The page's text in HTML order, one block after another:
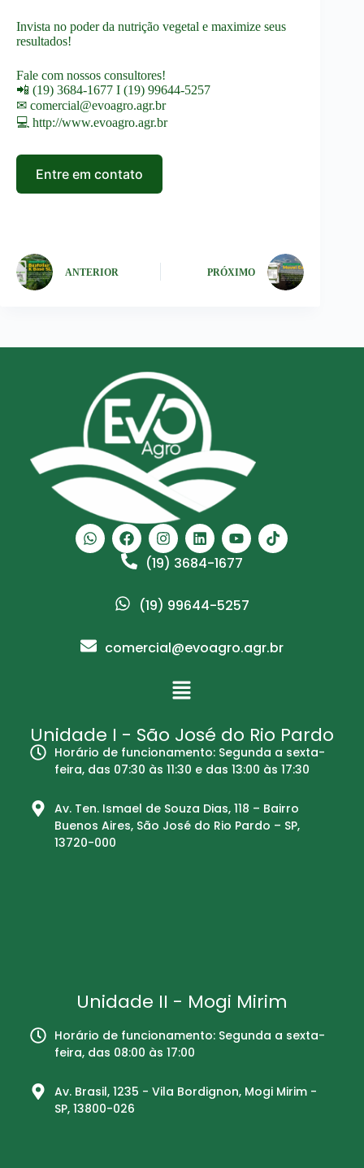
Invista no poder da nutrição vegetal e maximize seus
resultados!
Fale com nossos consultores!
📲 (19) 3684-1677 I (19) 99644-5257
✉ comercial@evoagro.agr.br
💻 http://www.evoagro.agr.br
Entre em contato
ANTERIOR PRÓXIMO
(19) 3684-1677
(19) 99644-5257
comercial@evoagro.agr.br
Unidade I - São José do Rio Pardo
Horário de funcionamento: Segunda a sexta-
feira, das 07:30 às 11:30 e das 13:00 às 17:30
Av. Ten. Ismael de Souza Dias, 118 – Bairro
Buenos Aires, São José do Rio Pardo – SP,
13720-000
Unidade II - Mogi Mirim
Horário de funcionamento: Segunda a sexta-
feira, das 08:00 às 17:00
Av. Brasil, 1235 - Vila Bordignon, Mogi Mirim -
SP, 13800-026